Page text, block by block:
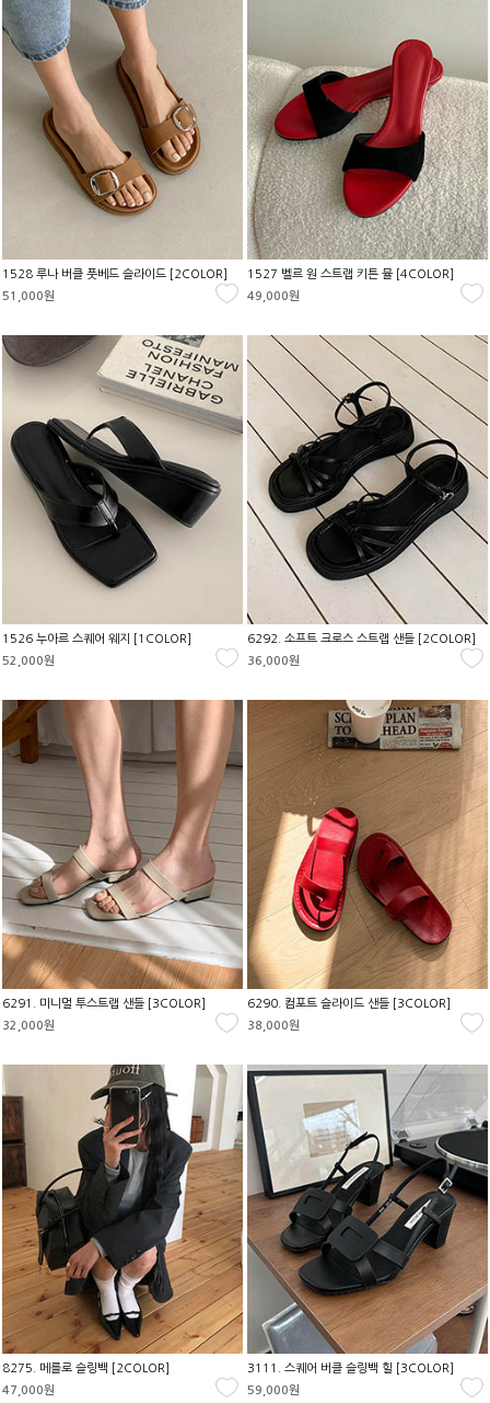
1528 루나 버클 풋베드 슬라이드 [2COLOR]
51,000원
1527 벨르 원 스트랩 키튼 뮬 [4COLOR]
49,000원
1526 누아르 스퀘어 웨지 [1COLOR]
52,000원
6292. 소프트 크로스 스트랩 샌들 [2COLOR]
36,000원
6291. 미니멀 투스트랩 샌들 [3COLOR]
32,000원
6290. 컴포트 슬라이드 샌들 [3COLOR]
38,000원
8275. 메를로 슬링백 [2COLOR]
47,000원
3111. 스퀘어 버클 슬링백 힐 [3COLOR]
59,000원